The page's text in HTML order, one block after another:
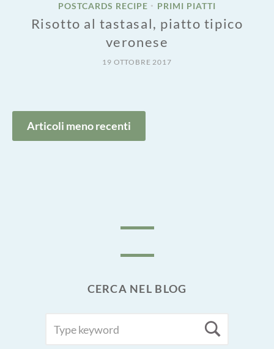
POSTCARDS RECIPE • PRIMI PIATTI
Risotto al tastasal, piatto tipico
veronese
19 OTTOBRE 2017
Navigazione
articoli
Articoli meno recenti
CERCA NEL BLOG
FOR: